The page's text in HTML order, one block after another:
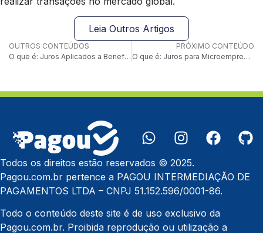
Leia Outros Artigos
OUTROS CONTEÚDOS
O que é: Juros Aplicados a Benefícios Bancários
PRÓXIMO CONTEÚDO
O que é: Juros para Microempreendedores
Todos os direitos estão reservados © 2025.
Pagou.com.br pertence a PAGOU INTERMEDIAÇÃO DE
PAGAMENTOS LTDA – CNPJ 51.152.596/0001-86.
Todo o conteúdo deste site é de uso exclusivo da
Pagou.com.br. Proibida reprodução ou utilização a